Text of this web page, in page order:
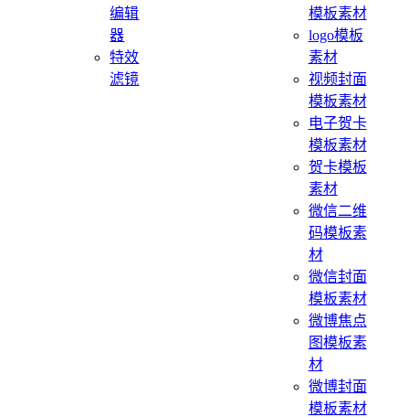
编辑
器
特效
滤镜
模板素材
logo模板
素材
视频封面
模板素材
电子贺卡
模板素材
贺卡模板
素材
微信二维
码模板素
材
微信封面
模板素材
微博焦点
图模板素
材
微博封面
模板素材